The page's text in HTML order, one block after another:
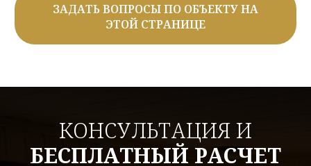
ЗАДАТЬ ВОПРОСЫ ПО ОБЪЕКТУ НА
ЭТОЙ СТРАНИЦЕ
КОНСУЛЬТАЦИЯ И
БЕСПЛАТНЫЙ РАСЧЕТ